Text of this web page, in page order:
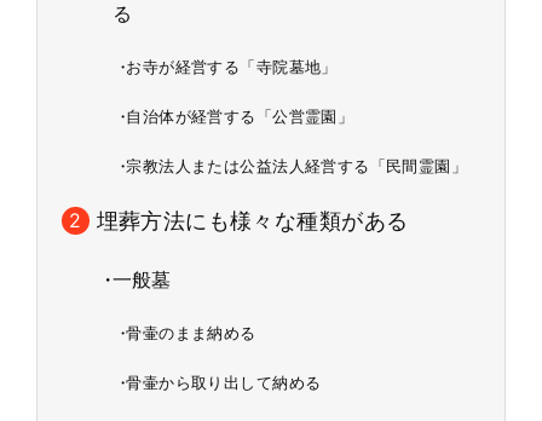
る
お寺が経営する「寺院墓地」
自治体が経営する「公営霊園」
宗教法人または公益法人経営する「民間霊園」
埋葬方法にも様々な種類がある
一般墓
骨壷のまま納める
骨壷から取り出して納める